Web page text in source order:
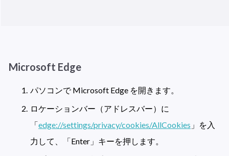
Microsoft Edge
パソコンで Microsoft Edge を開きます。
ロケーションバー（アドレスバー）に
「edge://settings/privacy/cookies/AllCookies 」を入
力して、「Enter」キーを押します。